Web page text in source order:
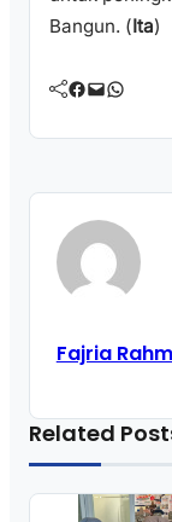
Bangun. (Ita)
Facebook Mail WhatsApp
Fajria
Related